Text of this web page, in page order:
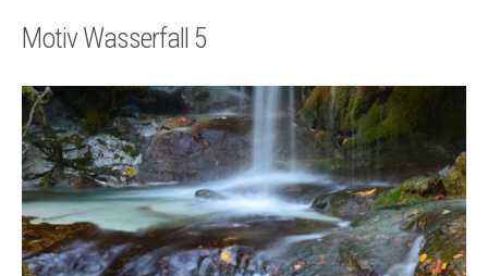
Kontakt
Motiv Wasserfall 5